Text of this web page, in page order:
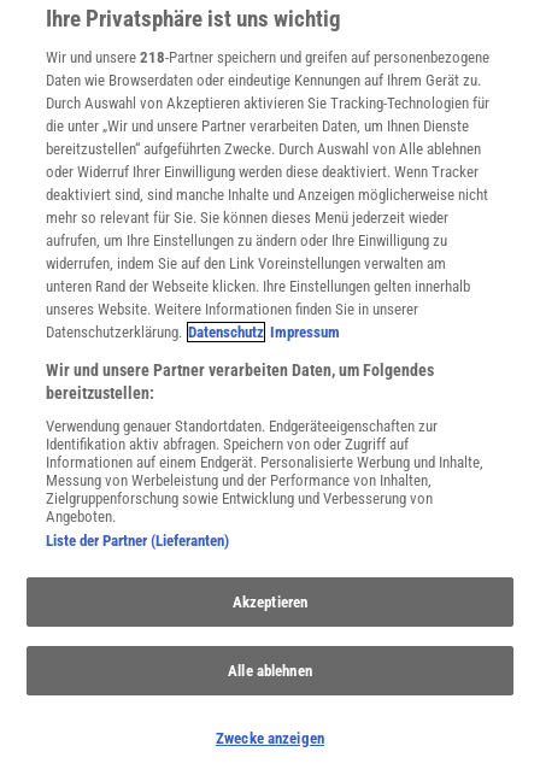
Für Sie im Spektrum-Shop und am Kiosk:
WEITERE NEUERSCHEINUNGEN SPEKTRUM SHOP
Spektrum.de-Newsletter abonnieren
JETZT ANMELDEN!
Sie können unsere Newsletter jederzeit wieder abbestellen. Infos zu unserem Umgang
mit Ihren personenbezogenen Daten finden Sie in unsererDatenschutzerklärung
Newsletter
Kontakt
Im Handel kaufen
Ihre Privatsphäre ist uns wichtig
Wir und unsere218-Partner speichern und greifen auf personenbezogene
Daten wie Browserdaten oder eindeutige Kennungen auf Ihrem Gerät zu.
Durch Auswahl von Akzeptieren aktivieren Sie Tracking-Technologien für
die unter „Wir und unsere Partner verarbeiten Daten, um Ihnen Dienste
bereitzustellen“ aufgeführten Zwecke. Durch Auswahl von Alle ablehnen
oder Widerruf Ihrer Einwilligung werden diese deaktiviert. Wenn Tracker
deaktiviert sind, sind manche Inhalte und Anzeigen möglicherweise nicht
mehr so relevant für Sie. Sie können dieses Menü jederzeit wieder
aufrufen, um Ihre Einstellungen zu ändern oder Ihre Einwilligung zu
widerrufen, indem Sie auf den Link Voreinstellungen verwalten am
unteren Rand der Webseite klicken. Ihre Einstellungen gelten innerhalb
unseres Website. Weitere Informationen finden Sie in unserer
Datenschutzerklärung. Datenschutz Impressum
Wir und unsere Partner verarbeiten Daten, um Folgendes
bereitzustellen:
Verwendung genauer Standortdaten. Endgeräteeigenschaften zur
Identifikation aktiv abfragen. Speichern von oder Zugriff auf
Informationen auf einem Endgerät. Personalisierte Werbung und Inhalte,
Messung von Werbeleistung und der Performance von Inhalten,
Zielgruppenforschung sowie Entwicklung und Verbesserung von
Angeboten.
Liste der Partner (Lieferanten)
Akzeptieren
Alle ablehnen
Zwecke anzeigen